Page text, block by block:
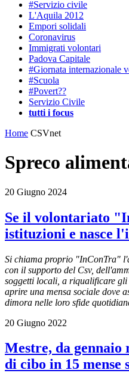
#Servizio civile
L'Aquila 2012
Empori solidali
Coronavirus
Immigrati volontari
Padova Capitale
#Giornata internazionale
#Scuola
#Povert??
Servizio Civile
tutti i focus
Home CSVnet
Spreco
20 Giugno 2024
Se il volontariato
istituzioni e nasce
Si chiama proprio "InConTra"
con il supporto del Csv,
soggetti locali, a riqualificare
aprire una mensa sociale dove
dimora nelle loro sfide
20 Giugno 2022
Mestre, da
di cibo in 15 mense